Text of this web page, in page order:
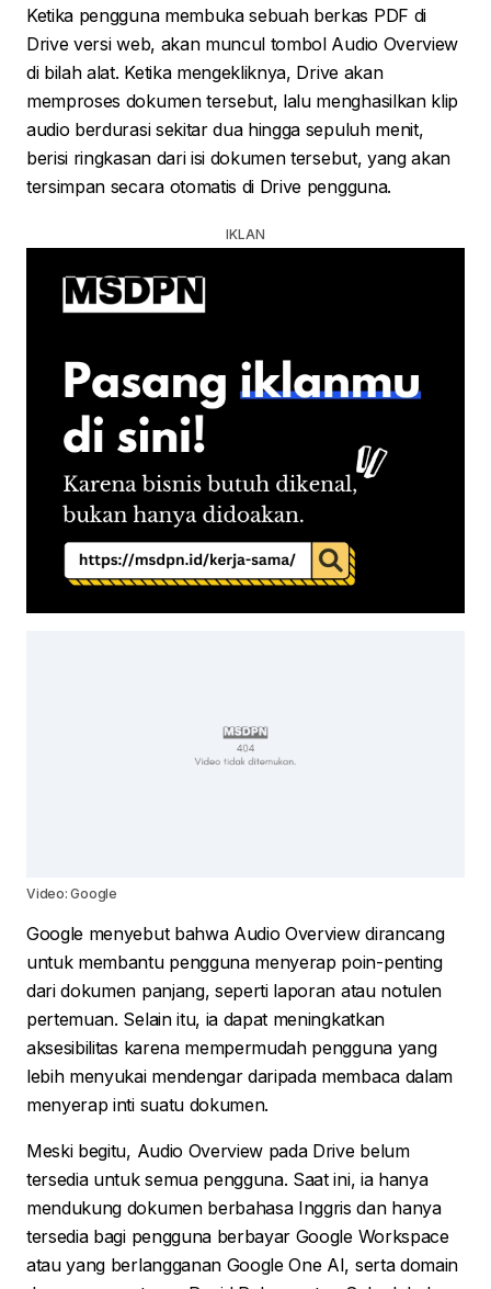
Ketika pengguna membuka sebuah berkas PDF di
Drive versi web, akan muncul tombol Audio Overview
di bilah alat. Ketika mengekliknya, Drive akan
memproses dokumen tersebut, lalu menghasilkan klip
audio berdurasi sekitar dua hingga sepuluh menit,
berisi ringkasan dari isi dokumen tersebut, yang akan
tersimpan secara otomatis di Drive pengguna.
Video: Google
Google menyebut bahwa Audio Overview dirancang
untuk membantu pengguna menyerap poin-penting
dari dokumen panjang, seperti laporan atau notulen
pertemuan. Selain itu, ia dapat meningkatkan
aksesibilitas karena mempermudah pengguna yang
lebih menyukai mendengar daripada membaca dalam
menyerap inti suatu dokumen.
Meski begitu, Audio Overview pada Drive belum
tersedia untuk semua pengguna. Saat ini, ia hanya
mendukung dokumen berbahasa Inggris dan hanya
tersedia bagi pengguna berbayar Google Workspace
atau yang berlangganan Google One AI, serta domain